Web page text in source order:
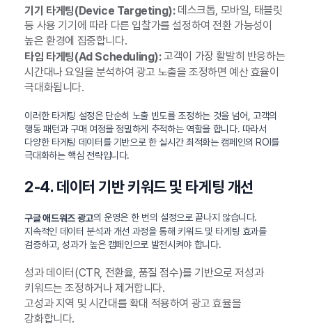
기기 타게팅(Device Targeting):데스크톱, 모바일, 태블릿
등 사용 기기에 따라 다른 입찰가를 설정하여 전환 가능성이
높은 환경에 집중합니다.
타임 타게팅(Ad Scheduling):고객이 가장 활발히 반응하는
시간대나 요일을 분석하여 광고 노출을 조정하면 예산 효율이
극대화됩니다.
이러한 타게팅 설정은 단순히 노출 빈도를 조정하는 것을 넘어, 고객의
행동 패턴과 구매 여정을 정밀하게 추적하는 역할을 합니다. 따라서
다양한 타게팅 데이터를 기반으로 한 실시간 최적화는 캠페인의 ROI를
극대화하는 핵심 전략입니다.
2-4. 데이터 기반 키워드 및 타게팅 개선
구글 애드워즈 광고의 운영은 한 번의 설정으로 끝나지 않습니다.
지속적인 데이터 분석과 개선 과정을 통해 키워드 및 타게팅 효과를
검증하고, 성과가 높은 캠페인으로 발전시켜야 합니다.
성과 데이터(CTR, 전환율, 품질 점수)를 기반으로 저성과
키워드는 조정하거나 제거합니다.
고성과 지역 및 시간대를 확대 적용하여 광고 효율을
강화합니다.